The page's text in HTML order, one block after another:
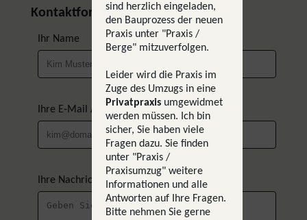
Kontaktformular
Ihr Name
Ihre E-Mail Adresse
Ihre Nachricht
sind herzlich eingeladen,
den Bauprozess der neuen
Praxis unter "Praxis /
Berge" mitzuverfolgen.
Leider wird die Praxis im
Zuge des Umzugs in eine
Privatpraxis umgewidmet
werden müssen. Ich bin
sicher, Sie haben viele
Fragen dazu. Sie finden
unter "Praxis /
Praxisumzug" weitere
Informationen und alle
Antworten auf Ihre Fragen.
Bitte nehmen Sie gerne